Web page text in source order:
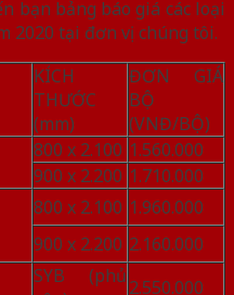
bạn bảng báo giá các loại
2020 tại đơn vị chúng tôi.
KÍCH
THƯỚC
(mm)
ĐƠN GIÁ
BỘ
(VNĐ/BỘ)
800 x 2.100 1.560.000
900 x 2.200 1.710.000
800 x 2.100 1.960.000
900 x 2.200 2.160.000
SYB (phủ2.550.000